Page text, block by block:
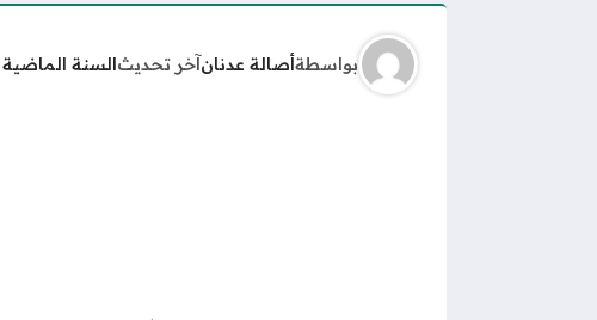
بواسطةأصالة عدنانآخر تحديثالسنة الماضية